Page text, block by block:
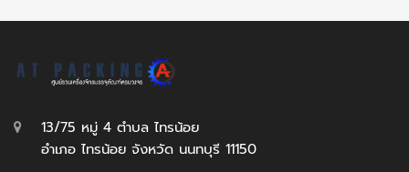
13/75 หมู่ 4 ตำบล ไทรน้อย
อำเภอ ไทรน้อย จังหวัด นนทบุรี 11150